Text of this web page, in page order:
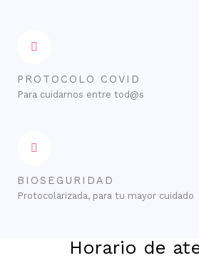
PROTOCOLO COVID
Para cuidarnos entre tod@s
BIOSEGURIDAD
Protocolarizada, para tu mayor cuidado
Horario de